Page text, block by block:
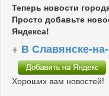
Теперь новости
Просто добавьте
Яндекса!
+ В Славянске-
Хороших вам новостей!